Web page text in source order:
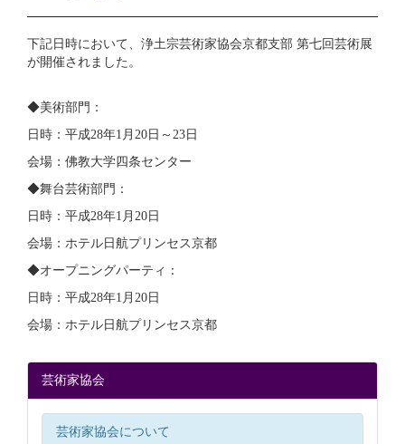
下記日時において、浄土宗芸術家協会京都支部 第七回芸術展
が開催されました。
◆美術部門：
日時：平成28年1月20日～23日
会場：佛教大学四条センター
◆舞台芸術部門：
日時：平成28年1月20日
会場：ホテル日航プリンセス京都
◆オープニングパーティ：
日時：平成28年1月20日
会場：ホテル日航プリンセス京都
芸術家協会
芸術家協会について